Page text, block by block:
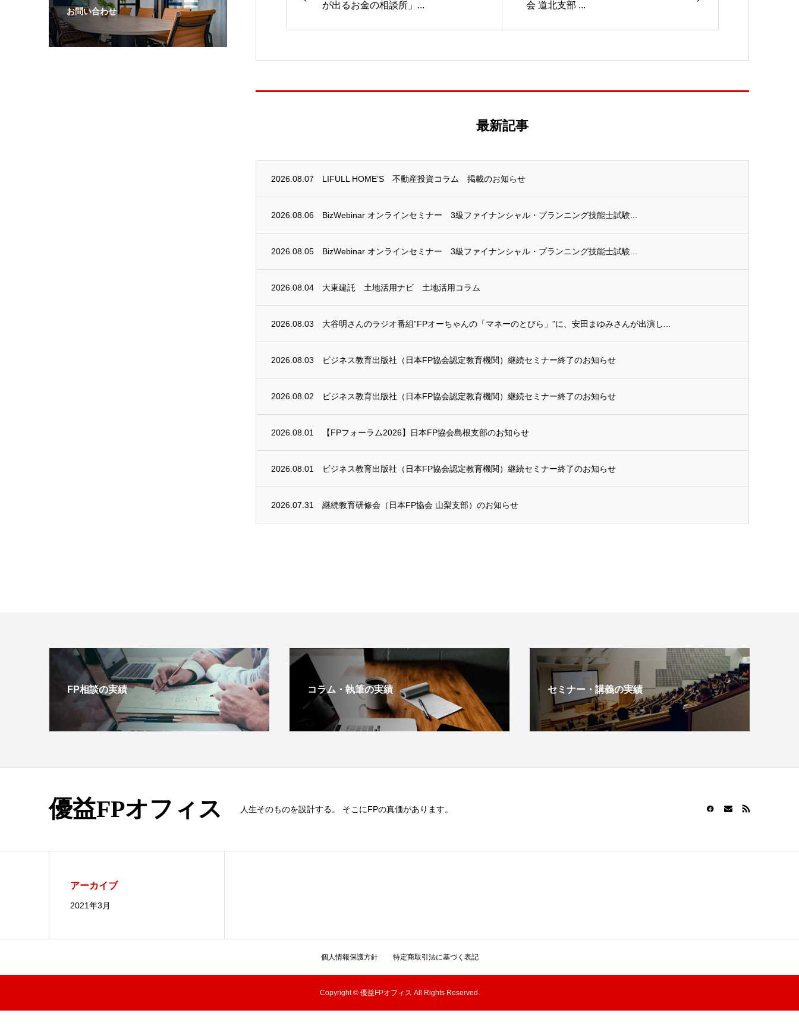
が出るお金の相談所」...
会 道北支部 ...
最新記事
2026.08.07 LIFULL HOME’S 不動産投資コラム 掲載のお知らせ
2026.08.06 BizWebinar オンラインセミナー 3級ファイナンシャル・プランニング技能士試験...
2026.08.05 BizWebinar オンラインセミナー 3級ファイナンシャル・プランニング技能士試験...
2026.08.04 大東建託 土地活用ナビ 土地活用コラム
2026.08.03 大谷明さんのラジオ番組”FPオーちゃんの「マネーのとびら」”に、安田まゆみさんが出演し...
2026.08.03 ビジネス教育出版社（日本FP協会認定教育機関）継続セミナー終了のお知らせ
2026.08.02 ビジネス教育出版社（日本FP協会認定教育機関）継続セミナー終了のお知らせ
2026.08.01 【FPフォーラム2026】日本FP協会島根支部のお知らせ
2026.08.01 ビジネス教育出版社（日本FP協会認定教育機関）継続セミナー終了のお知らせ
2026.07.31 継続教育研修会（日本FP協会 山梨支部）のお知らせ
お問い合わせ
FP相談の実績 コラム・執筆の実績 セミナー・講義の実績
優益FPオフィス 人生そのものを設計する。 そこにFPの真価があります。
アーカイブ
2021年3月
個人情報保護方針 特定商取引法に基づく表記
Copyright © 優益FPオフィス All Rights Reserved.